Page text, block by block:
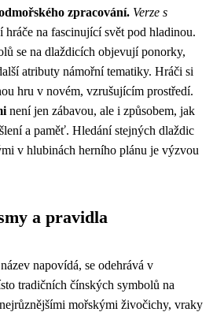
zpracování. Verze s
na fascinující svět pod hladinou.
se na dlaždicích objevují ponorky,
atributy námořní tematiky. Hráči si
hru v novém, vzrušujícím prostředí.
není jen zábavou, ale i způsobem, jak
a paměť. Hledání stejných dlaždic
v hlubinách herního plánu je výzvou
a pravidla
napovídá, se odehrává v
tradičních čínských symbolů na
nejrůznějšími mořskými živočichy, vraky